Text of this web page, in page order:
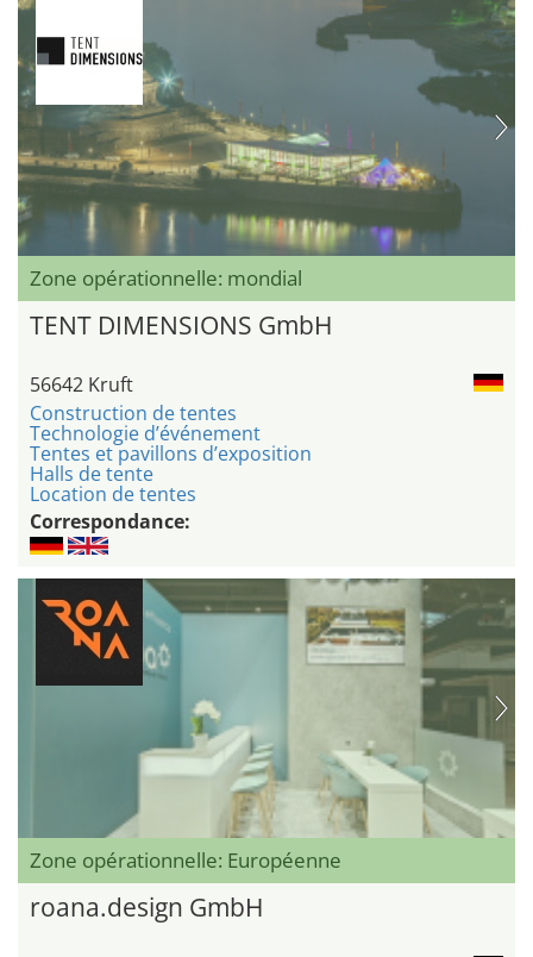
Zone opérationnelle: mondial
TENT DIMENSIONS GmbH
56642 Kruft
Construction de tentes
Technologie d’événement
Tentes et pavillons d’exposition
Halls de tente
Location de tentes
Correspondance:
Zone opérationnelle: Européenne
roana.design GmbH